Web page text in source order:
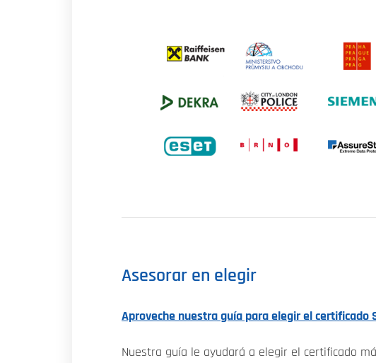
Asesorar en elegir
Aproveche nuestra guía para elegir el certificado
Nuestra guía le ayudará a elegir el certificado